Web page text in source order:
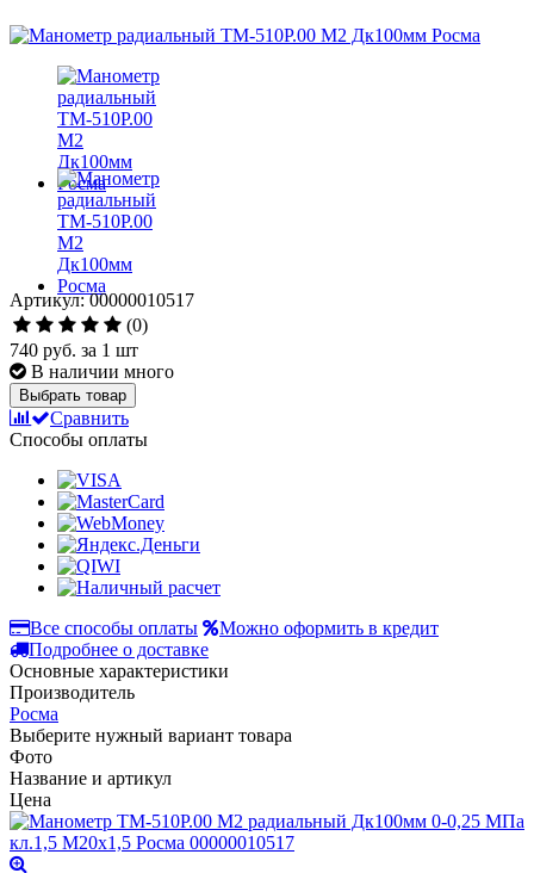
Артикул: 00000010517
(0)
740 руб. за 1 шт
В наличии много
Выбрать товар
Сравнить
Способы оплаты
Все способы оплаты
Можно оформить в кредит
Подробнее о доставке
Основные характеристики
Производитель
Росма
Выберите нужный вариант товара
Фото
Название и артикул
Цена